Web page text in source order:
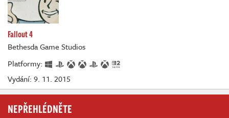
Fallout 4
Bethesda Game Studios
Platformy:
Vydání: 9. 11. 2015
NEPŘEHLÉDNĚTE